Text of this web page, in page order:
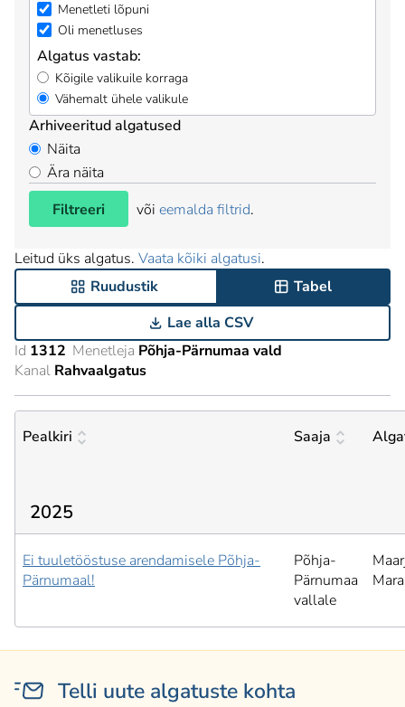
Menetleti lõpuni
Oli menetluses
Algatus vastab:
Kõigile valikuile korraga
Vähemalt ühele valikule
Arhiveeritud algatused
Näita
Ära näita
Filtreeri
või eemalda filtrid.
Leitud üks algatus. Vaata kõiki algatusi.
Ruudustik
Tabel
Lae alla CSV
Id 1312 Menetleja Põhja-Pärnumaa vald
Kanal Rahvaalgatus
Pealkiri Saaja
2025
Ei tuuletööstuse arendamisele Põhja-
Pärnumaal!
Põhja-
Pärnumaa
vallale
Telli uute algatuste kohta